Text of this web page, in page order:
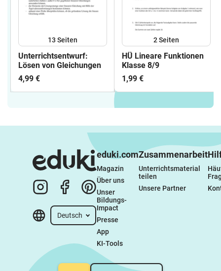
13 Seiten
Unterrichtsentwurf:
Lösen von Gleichungen
4,99 €
2Seiten
HÜ Lineare Funktionen
Klasse 8/9
1,99 €
Deutsch
eduki.com
Magazin
Über uns
Unser
Bildungs-
Impact
Presse
App
KI-Tools
Zusammenarbeit
Unterrichtsmaterial
teilen
Unsere Partner